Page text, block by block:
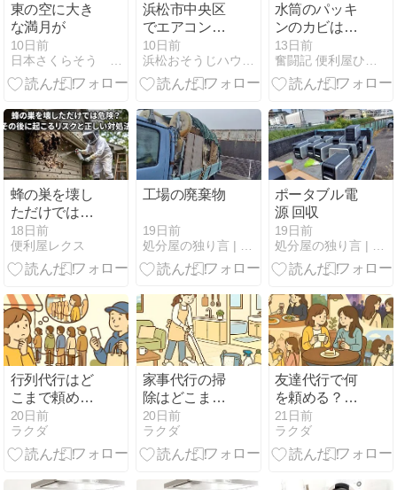
東の空に大き
な満月が
10日前
日本さくらそう 千葉乙女
浜松市中央区
でエアコンク
リーニング業
者を探す前に
知っておきた
10日前
浜松おそうじハウスのエアコンクリーニングは専用器材で徹底洗浄
水筒のパッキ
ンのカビはつ
け置きで落と
す！酸素系漂
白剤と重曹で
予防のコツ
13日前
奮闘記 便利屋ひつじ堂と便利士 | 便利屋 ひつじ堂｜千葉
蜂の巣を壊し
ただけでは危
険？その後に
起こるリスク
と正しい対処
18日前
便利屋レクス
工場の廃棄物
19日前
ポータブル電
源 回収
19日前
処分屋の独り言 | 不用品処分・産廃処分・について、仕事の…
行列代行はど
こまで頼め
る？限定品の
購入・順番取
りと注意点
20日前
ラクダ
家事代行の掃
除はどこまで
頼める？一人
暮らしの料金
と利用方法
20日前
ラクダ
友達代行で何
を頼める？食
事・買い物・
イベント同行
の利用方法
21日前
ラクダ